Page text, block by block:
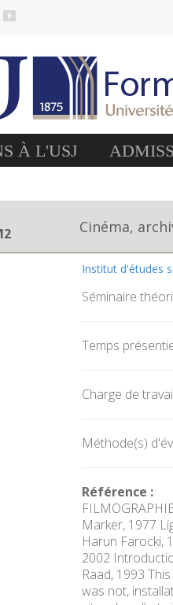
À L'USJ
Cinéma,
Institut d'études
Séminaire
Temps
Charge de
Méthode(s)
Référence :
Marker, 1977
Harun Farocki,
2002
Raad, 1993
was not,